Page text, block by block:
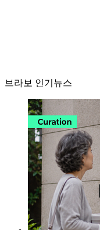
브라보 인기뉴스